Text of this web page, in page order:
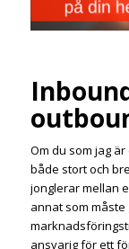
Om du som jag
både stort och
jonglerar mellan
annat som
ansvarig för ett